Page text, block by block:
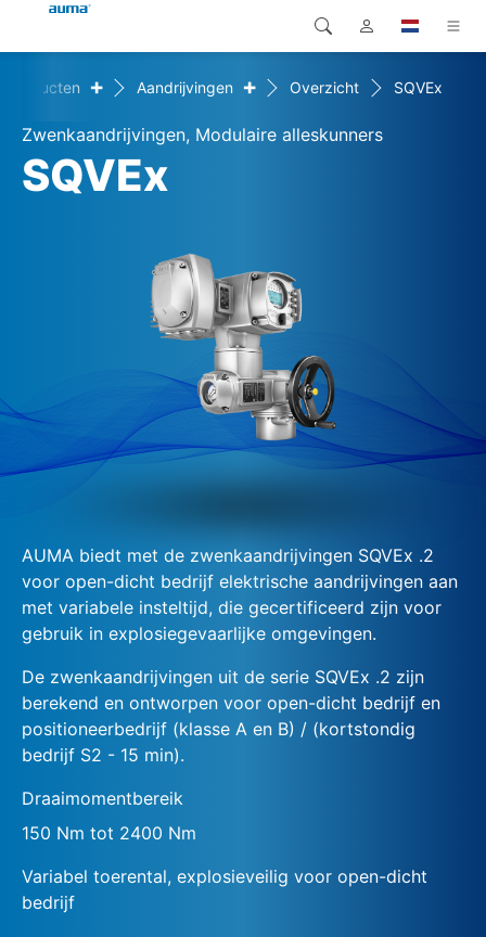
Producten
Oplossingen
Global
Europa
Noord-Amerika
Zoekopdracht
Producten + Aandrijvingen + Overzicht SQVEx
Zwenkaandrijvingen, Modulaire alleskunners
SQVEx
AUMA biedt met de zwenkaandrijvingen SQVEx .2
voor open-dicht bedrijf elektrische aandrijvingen aan
met variabele insteltijd, die gecertificeerd zijn voor
gebruik in explosiegevaarlijke omgevingen.
De zwenkaandrijvingen uit de serie SQVEx .2 zijn
berekend en ontworpen voor open-dicht bedrijf en
positioneerbedrijf (klasse A en B) / (kortstondig
bedrijf S2 - 15 min).
Draaimomentbereik
150 Nm tot 2400 Nm
Variabel toerental, explosieveilig voor open-dicht
bedrijf